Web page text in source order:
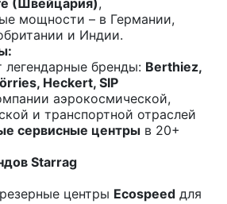
мощности – в Германии,
и Индии.
легендарные бренды: Berthiez,
Heckert, SIP
аэрокосмической,
и транспортной отраслей
сервисные центры в 20+
Starrag
центры Ecospeed для